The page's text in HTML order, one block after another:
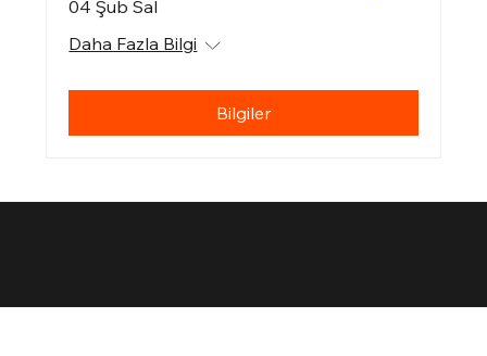
04 Şub Sal
Daha Fazla Bilgi
Bilgiler